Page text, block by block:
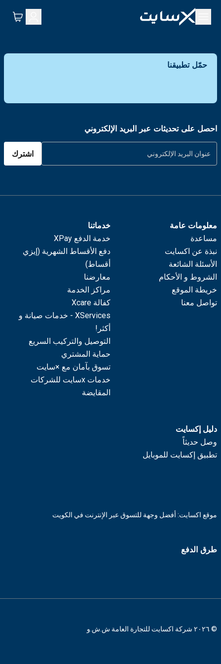
حمّل تطبيقنا
احصل على تحديثات عبر البريد الإلكتروني
اشترك
معلومات عامة
مساعدة
نبذة عن اكسايت
الأسئلة الشائعة
الشروط و الأحكام
خريطة الموقع
تواصل معنا
خدماتنا
خدمة الدفع XPay
دفع الأقساط الشهرية (إيزي
أقساط)
معارضنا
مراكز الخدمة
كفالة Xcare
XServices - خدمات صيانة و
أكثر!
التوصيل والتركيب السريع
حماية المشتري
تسوق بآمان مع ×سايت
خدمات xسايت للشركات
المقايضة
دليل إكسايت
وصل حديثاً
تطبيق إكسايت للموبايل
موقع اكسايت: أفضل وجهة للتسوق عبر الإنترنت في الكويت
طرق الدفع
© ٢٠٢٦ شركة اكسايت للتجارة العامة ش.ش.و